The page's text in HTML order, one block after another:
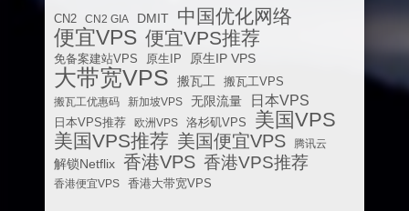
CN2 CN2 GIA DMIT 中国优化网络
便宜VPS 便宜VPS推荐
免备案建站VPS 原生IP 原生IP VPS
大带宽VPS 搬瓦工
搬瓦工VPS
搬瓦工优惠码
新加坡VPS 无限流量 日本VPS
日本VPS推荐 欧洲VPS 洛杉矶VPS 美国VPS
美国VPS推荐 美国便宜VPS 腾讯云
解锁Netflix 香港VPS 香港VPS推荐
香港便宜VPS 香港大带宽VPS